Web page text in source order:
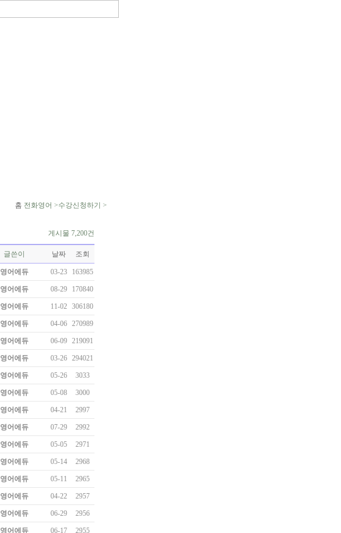
홈 전화영어 >수강신청하기 >
게시물 7,200건
글쓴이 날짜 조회
영어에듀 03-23 163985
영어에듀 08-29 170840
영어에듀 11-02 306180
영어에듀 04-06 270989
영어에듀 06-09 219091
영어에듀 03-26 294021
영어에듀 05-26 3033
영어에듀 05-08 3000
영어에듀 04-21 2997
영어에듀 07-29 2992
영어에듀 05-05 2971
영어에듀 05-14 2968
영어에듀 05-11 2965
영어에듀 04-22 2957
영어에듀 06-29 2956
영어에듀 06-17 2955